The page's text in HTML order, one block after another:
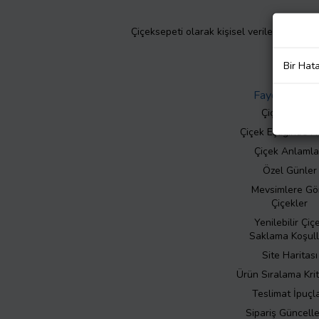
Çiçeksepeti olarak kişisel verilerinizin
Faydalı Bilgiler
Çiçek Bakımı
Çiçek Eşliğinde
Çiçek
Özel Günler
Mevsimlere
Çiçekler
Yenilebilir
Saklama
Site Haritası
Ürün Sıralama
Teslimat
Sipariş
Bir